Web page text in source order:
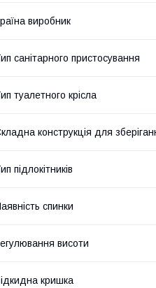
виробник
санітарного пристосування
туалетного крісла
конструкція для
підлокітників
спинки
висоти
кришка